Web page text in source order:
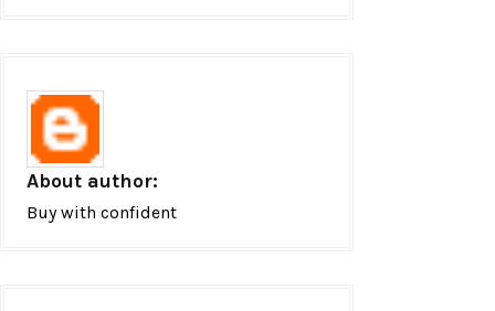
About author:
Buy with confident